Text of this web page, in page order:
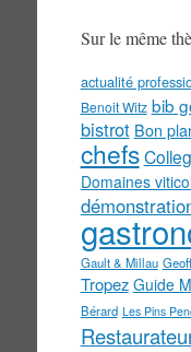
Sur le même
actualité
Benoit Witz bib
bistrot Bon
chefs
Domaines
Gault & Millau
Tropez Guide
Bérard Les Pins